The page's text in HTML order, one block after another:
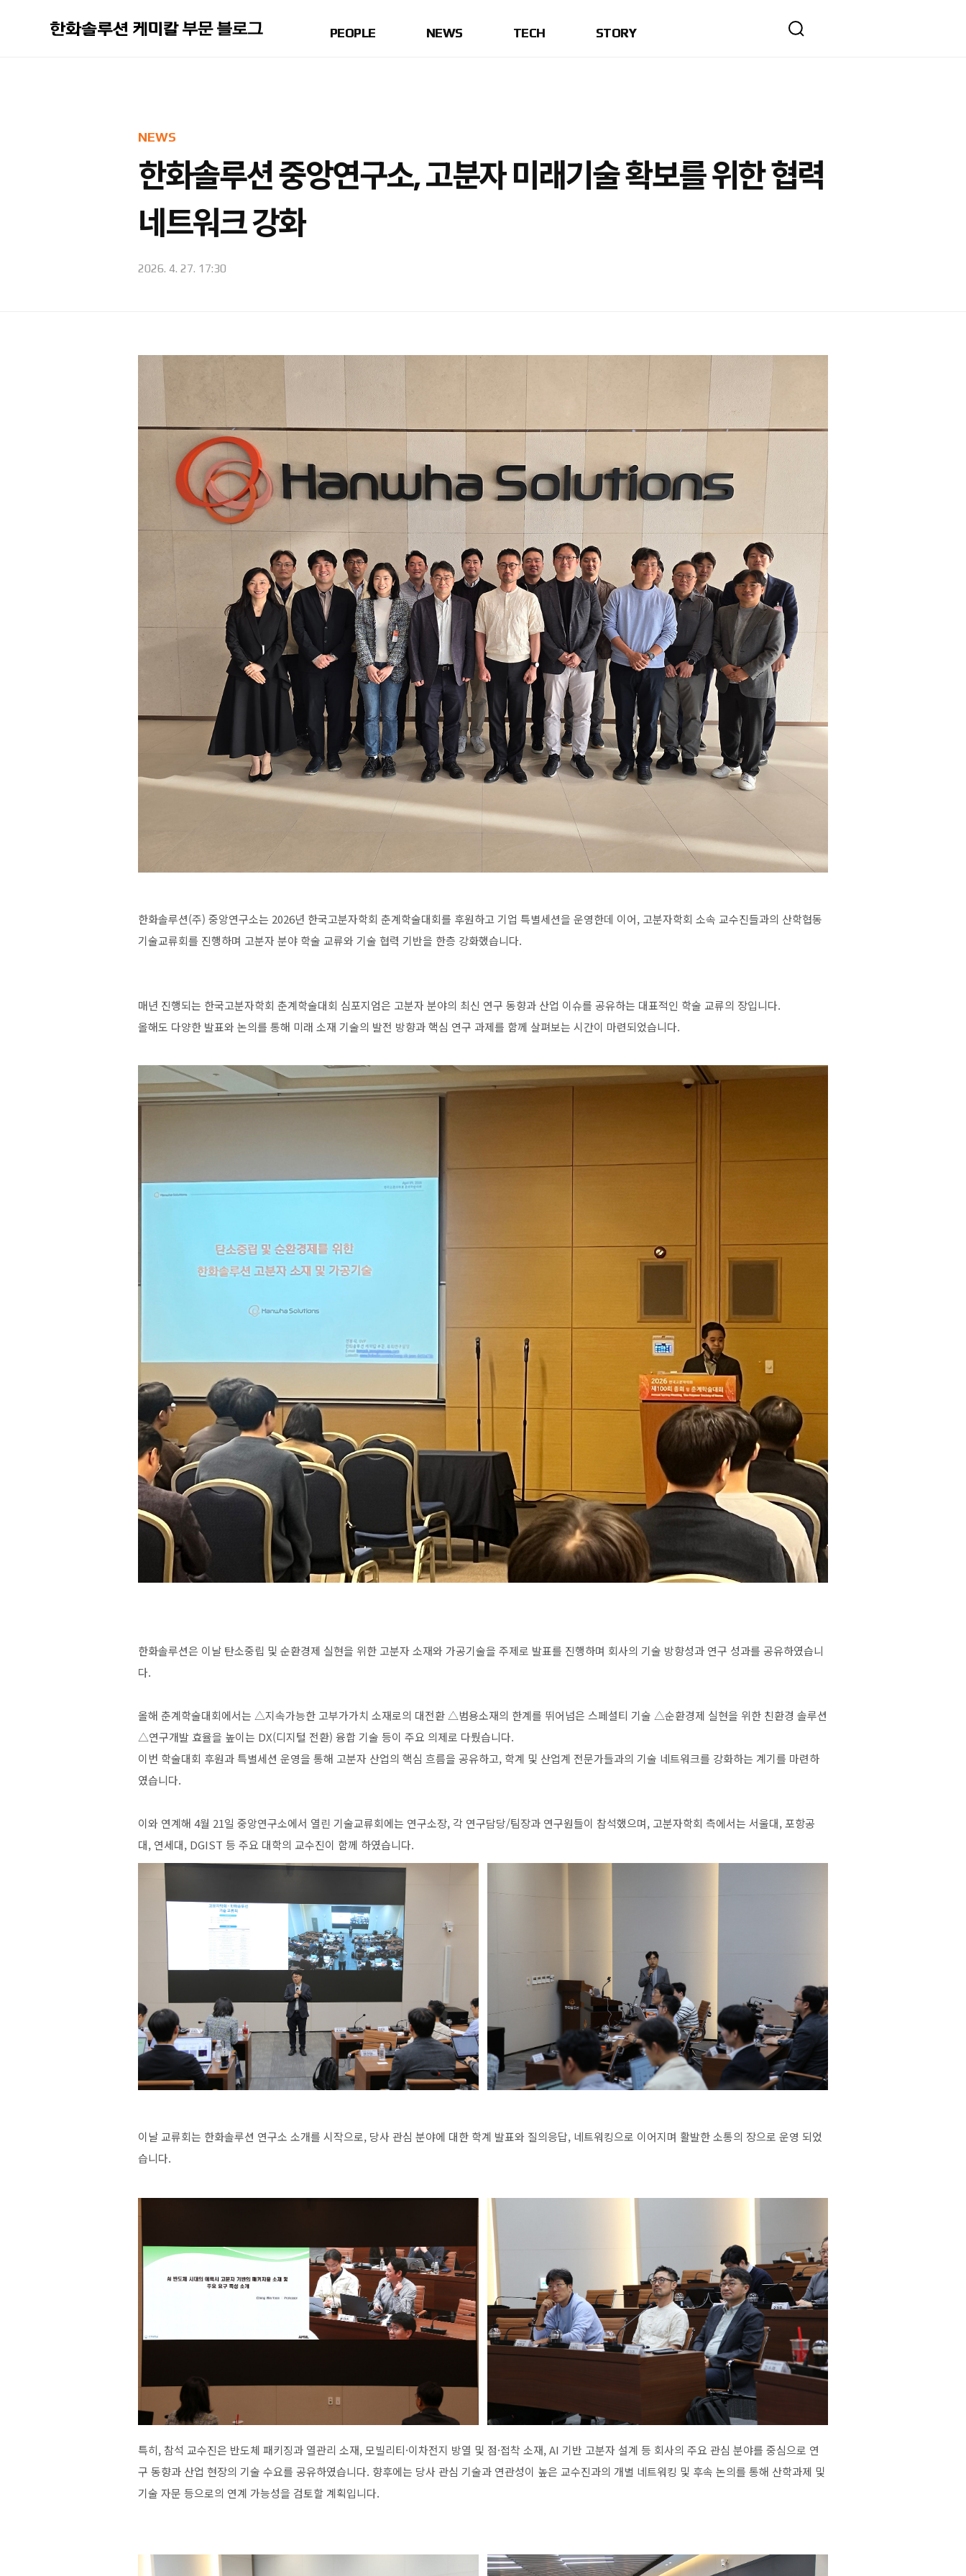
PEOPLE NEWS TECH STORY
NEWS
한화솔루션 중앙연구소, 고분자 미래기술 확보를 위한 협력
네트워크 강화
2026. 4. 27. 17:30
한화솔루션(주) 중앙연구소는 2026년 한국고분자학회 춘계학술대회를 후원하고기업 특별세션을 운영한데 이어, 고분자학회 소속 교수진들과의 산학협동
기술교류회를 진행하며 고분자분야 학술 교류와 기술 협력 기반을 한층 강화했습니다.
매년 진행되는 한국고분자학회 춘계학술대회 심포지엄은 고분자분야의 최신 연구 동향과 산업 이슈를 공유하는 대표적인 학술 교류의 장입니다.
올해도 다양한 발표와 논의를 통해 미래 소재 기술의 발전 방향과핵심 연구 과제를 함께 살펴보는 시간이 마련되었습니다.
한화솔루션은 이날 탄소중립 및 순환경제 실현을 위한 고분자소재와 가공기술을 주제로 발표를 진행하며 회사의 기술 방향성과 연구 성과를 공유하였습니
다.
올해 춘계학술대회에서는 △지속가능한 고부가가치 소재로의 대전환 △범용소재의 한계를 뛰어넘은 스페셜티 기술 △순환경제 실현을 위한 친환경 솔루션
△연구개발효율을 높이는 DX(디지털 전환) 융합기술 등이 주요 의제로 다뤘습니다.
이번 학술대회 후원과특별세션 운영을 통해 고분자 산업의 핵심 흐름을 공유하고, 학계 및 산업계 전문가들과의 기술 네트워크를 강화하는 계기를 마련하
였습니다.
이와 연계해 4월 21일 중앙연구소에서 열린 기술교류회에는 연구소장, 각 연구담당/팀장과 연구원들이 참석했으며, 고분자학회 측에서는 서울대,포항공
대, 연세대, DGIST 등 주요 대학의 교수진이 함께 하였습니다.
이날교류회는 한화솔루션 연구소 소개를 시작으로, 당사관심 분야에 대한 학계 발표와 질의응답, 네트워킹으로 이어지며 활발한소통의 장으로 운영 되었
습니다.
특히, 참석 교수진은 반도체 패키징과 열관리 소재,모빌리티·이차전지 방열 및 점·접착 소재, AI 기반 고분자설계 등 회사의 주요 관심 분야를 중심으로 연
구 동향과 산업 현장의 기술 수요를 공유하였습니다. 향후에는 당사관심 기술과 연관성이 높은 교수진과의 개별 네트워킹 및 후속 논의를 통해 산학과제 및
기술 자문 등으로의 연계 가능성을 검토할 계획입니다.